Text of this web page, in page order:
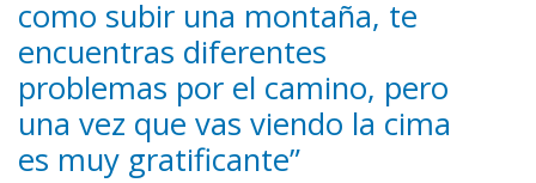
como subir una montaña, te
encuentras diferentes
problemas por el camino, pero
una vez que vas viendo la cima
es muy gratificante”